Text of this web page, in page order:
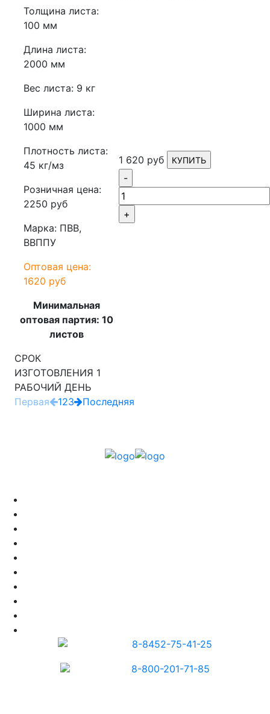
Толщина листа:
100 мм
Длина листа:
2000 мм
Вес листа: 9 кг
Ширина листа:
1000 мм
Плотность листа:
45 кг/мз
Розничная цена:
2250 руб
Марка: ПВВ,
ВВППУ
Оптовая цена:
1620 руб
Минимальная
оптовая партия: 10
листов
СРОК
ИЗГОТОВЛЕНИЯ 1
РАБОЧИЙ ДЕНЬ
1 620 руб КУПИТЬ
-
+
Первая 123 Последняя
8-8452-75-41-25
8-800-201-71-85